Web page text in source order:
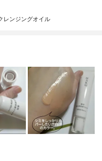
レンジングオイル